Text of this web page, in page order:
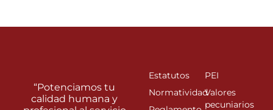
“Potenciamos tu
calidad humana y
Estatutos
Normatividad
PEI
Valores
pecuniarios